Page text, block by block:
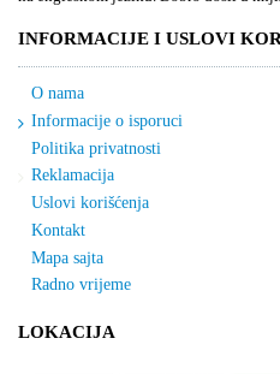
INFORMACIJE I USLOVI
O nama
Informacije o isporuci
Politika privatnosti
Reklamacija
Uslovi korišćenja
Kontakt
Mapa sajta
Radno vrijeme
LOKACIJA